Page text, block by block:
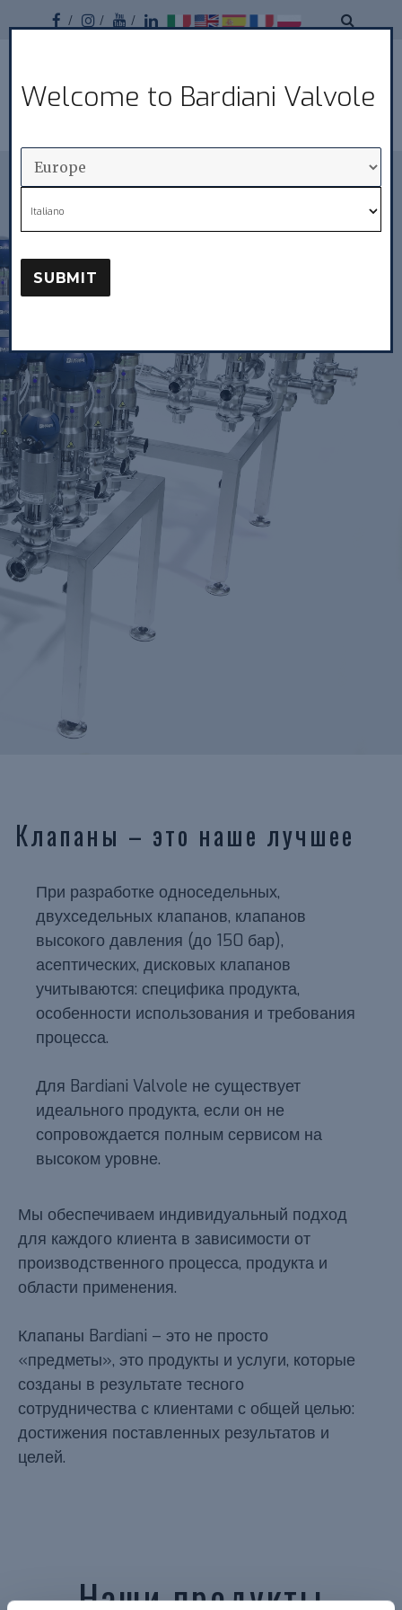
Welcome to Bardiani Valvole
Italiano
SUBMIT
Bardiani
MENU
Клапаны – это наше лучшее
При разработке односедельных,
двухседельных клапанов, клапанов
высокого давления (до 150 бар),
асептических, дисковых клапанов
учитываются: специфика продукта,
особенности использования и требования
процесса.
Для Bardiani Valvole не существует
идеального продукта, если он не
сопровождается полным сервисом на
высоком уровне.
Мы обеспечиваем индивидуальный подход
для каждого клиента в зависимости от
производственного процесса, продукта и
области применения.
Клапаны Bardiani – это не просто
«предметы», это продукты и услуги, которые
созданы в результате тесного
сотрудничества с клиентами с общей целью:
достижения поставленных результатов и
целей.
Наши продукты